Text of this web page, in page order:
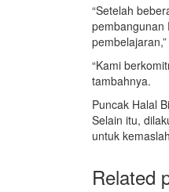
“Setelah
pembangunan
“Kami
tambahnya.
Puncak Halal
Selain itu,
untuk
Related